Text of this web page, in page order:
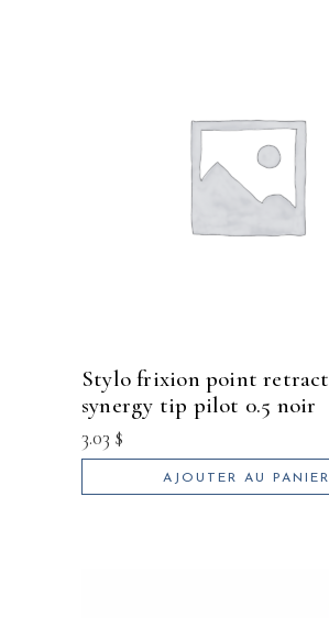
stylo frixion point retractable
synergy tip pilot 0.5 noir
3.03 $
AJOUTER AU PANIER